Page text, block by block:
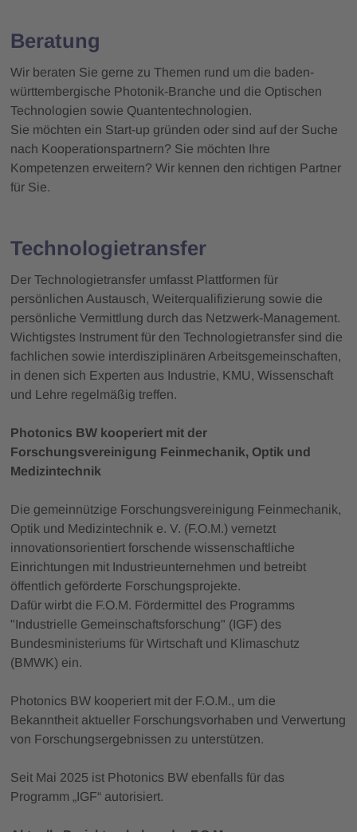
Beratung
Wir beraten Sie gerne zu Themen rund um die baden-
württembergische Photonik-Branche und die Optischen
Technologien sowie Quantentechnologien.
Sie möchten ein Start-up gründen oder sind auf der Suche
nach Kooperationspartnern? Sie möchten Ihre
Kompetenzen erweitern? Wir kennen den richtigen Partner
für Sie.
Technologietransfer
Der Technologietransfer umfasst Plattformen für
persönlichen Austausch, Weiterqualifizierung sowie die
persönliche Vermittlung durch das Netzwerk-Management.
Wichtigstes Instrument für den Technologietransfer sind die
fachlichen sowie interdisziplinären Arbeitsgemeinschaften,
in denen sich Experten aus Industrie, KMU, Wissenschaft
und Lehre regelmäßig treffen.
Photonics BW kooperiert mit der
Forschungsvereinigung Feinmechanik, Optik und
Medizintechnik
Die gemeinnützige Forschungsvereinigung Feinmechanik,
Optik und Medizintechnik e. V. (F.O.M.) vernetzt
innovationsorientiert forschende wissenschaftliche
Einrichtungen mit Industrieunternehmen und betreibt
öffentlich geförderte Forschungsprojekte.
Dafür wirbt die F.O.M. Fördermittel des Programms
"Industrielle Gemeinschaftsforschung" (IGF) des
Bundesministeriums für Wirtschaft und Klimaschutz
(BMWK) ein.
Photonics BW kooperiert mit der F.O.M., um die
Bekanntheit aktueller Forschungsvorhaben und Verwertung
von Forschungsergebnissen zu unterstützen.
Seit Mai 2025 ist Photonics BW ebenfalls für das
Programm „IGF“ autorisiert.